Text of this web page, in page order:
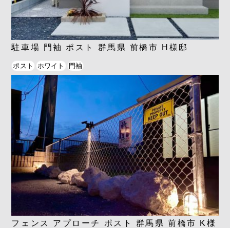
駐車場 門袖 ポスト 群馬県 前橋市 H様邸
ポスト ホワイト 門袖
フェンス アプローチ ポスト 群馬県 前橋市 K様